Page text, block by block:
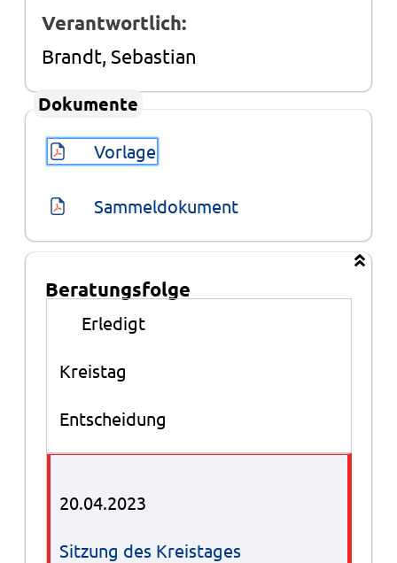
Verantwortlich:
Brandt, Sebastian
Dokumente
Vorlage
Sammeldokument
Beratungsfolge
Beratungsfolge
Erledigt
Kreistag
Entscheidung
20.04.2023
Sitzung des Kreistages